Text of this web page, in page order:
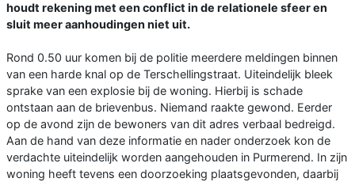
houdt rekening met een conflict in de relationele sfeer en
sluit meer aanhoudingen niet uit.
Rond 0.50 uur komen bij de politie meerdere meldingen binnen
van een harde knal op de Terschellingstraat. Uiteindelijk bleek
sprake van een explosie bij de woning. Hierbij is schade
ontstaan aan de brievenbus. Niemand raakte gewond. Eerder
op de avond zijn de bewoners van dit adres verbaal bedreigd.
Aan de hand van deze informatie en nader onderzoek kon de
verdachte uiteindelijk worden aangehouden in Purmerend. In zijn
woning heeft tevens een doorzoeking plaatsgevonden, daarbij